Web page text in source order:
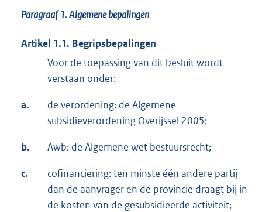
Paragraaf 1. Algemene bepalingen
Artikel 1.1. Begripsbepalingen
Voor de toepassing van dit besluit wordt
verstaan onder:
a.
de verordening: de Algemene
subsidieverordening Overijssel 2005;
b. Awb: de Algemene wet bestuursrecht;
c.
cofinanciering: ten minste één andere partij
dan de aanvrager en de provincie draagt bij in
de kosten van de gesubsidieerde activiteit;